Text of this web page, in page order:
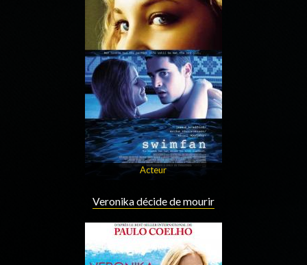
Acteur
Veronika décide de mourir